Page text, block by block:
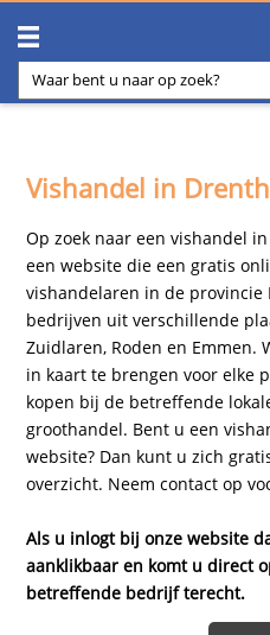
Vishandel in
Op zoek naar een vishandel
een website die een gratis
vishandelaren in de provincie
bedrijven uit verschillende
Zuidlaren, Roden en Emmen.
in kaart te brengen voor elke
kopen bij de betreffende
groothandel. Bent u een
website? Dan kunt u zich
overzicht. Neemcontact op
Als u inlogt bij onze website
aanklikbaar en komt u direct
betreffende bedrijf terecht.